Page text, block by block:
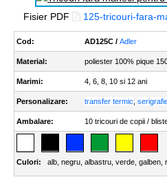
Fisier PDF 125-tricouri-fara-
Cod: AD125C / Adler
Material: poliester 100% pique
Marimi: 4, 6, 8, 10 si 12 ani
Personalizare: transfer termic
Ambalare: 10 tricouri de copii /
Culori: alb negru albastru verde galben